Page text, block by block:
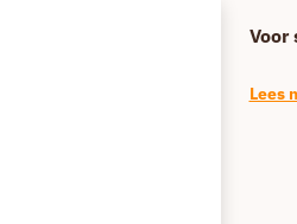
Voor
Lees